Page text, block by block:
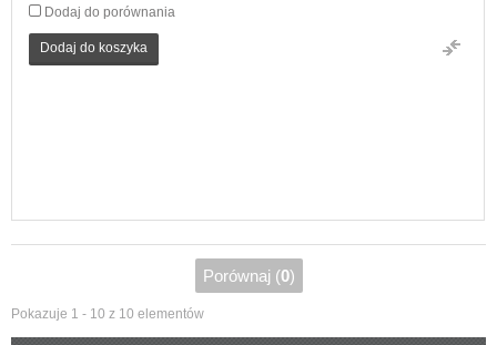
Dodaj do porównania
Dodaj do koszyka
Porównaj (0)
Pokazuje 1 - 10 z 10 elementów